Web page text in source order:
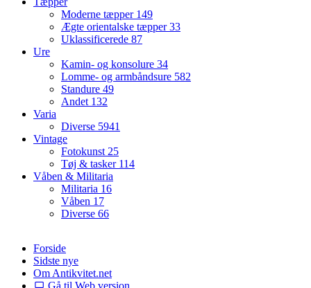
Moderne tæpper 149
Ægte orientalske tæpper33
Uklassificerede 87
Ure
Kamin- og konsolure 34
Lomme- og armbåndsure 582
Standure 49
Andet 132
Varia
Diverse 5941
Vintage
Fotokunst 25
Tøj & tasker 114
Våben & Militaria
Militaria 16
Våben 17
Diverse 66
Forside
Sidste nye
Om Antikvitet.net